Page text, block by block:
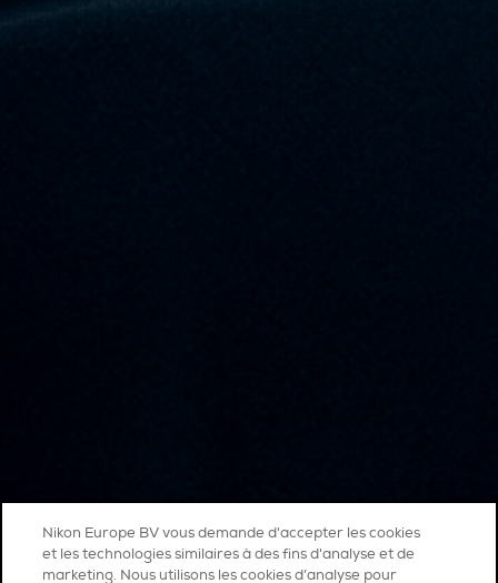
Nikon Europe BV vous demande d'accepter les cookies
et les technologies similaires à des fins d'analyse et de
marketing. Nous utilisons les cookies d’analyse pour